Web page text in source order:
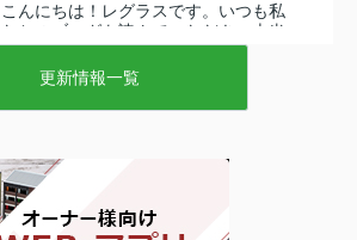
こんにちは！レグラスです。いつも私
たちのブログを読んでいただき、本当
にありがとうございます！今日は、社
内でもずーーっと準備を進めてきた、
ワクワクする「大きなお知らせ」があ
ります。なんと……弊社レグラス...
歩く感覚でどこまでも！免許不要で乗
れるスズキの「セニアカー」...
更新情報一覧